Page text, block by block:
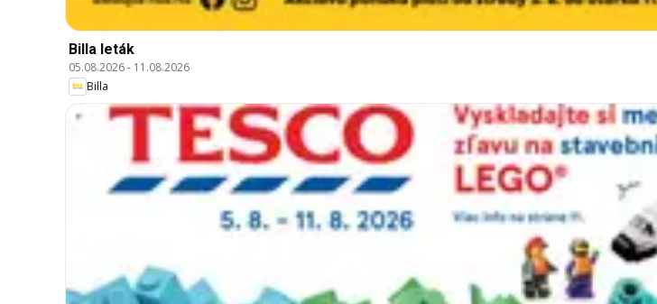
Billa leták
05.08.2026- 11.08.2026
Billa